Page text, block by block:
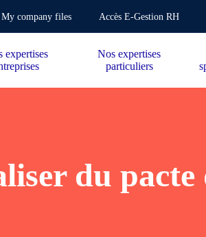
My company files Accès E-Gestion RH
expertises
Nos expertises
particuliers
du